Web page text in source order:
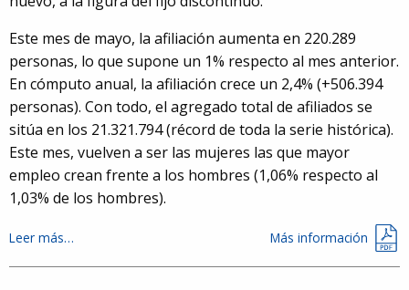
Este mes de mayo, la afiliación aumenta en 220.289
personas, lo que supone un 1% respecto al mes anterior.
En cómputo anual, la afiliación crece un 2,4% (+506.394
personas). Con todo, el agregado total de afiliados se
sitúa en los 21.321.794 (récord de toda la serie histórica).
Este mes, vuelven a ser las mujeres las que mayor
empleo crean frente a los hombres (1,06% respecto al
1,03% de los hombres).
Leer más… Más información